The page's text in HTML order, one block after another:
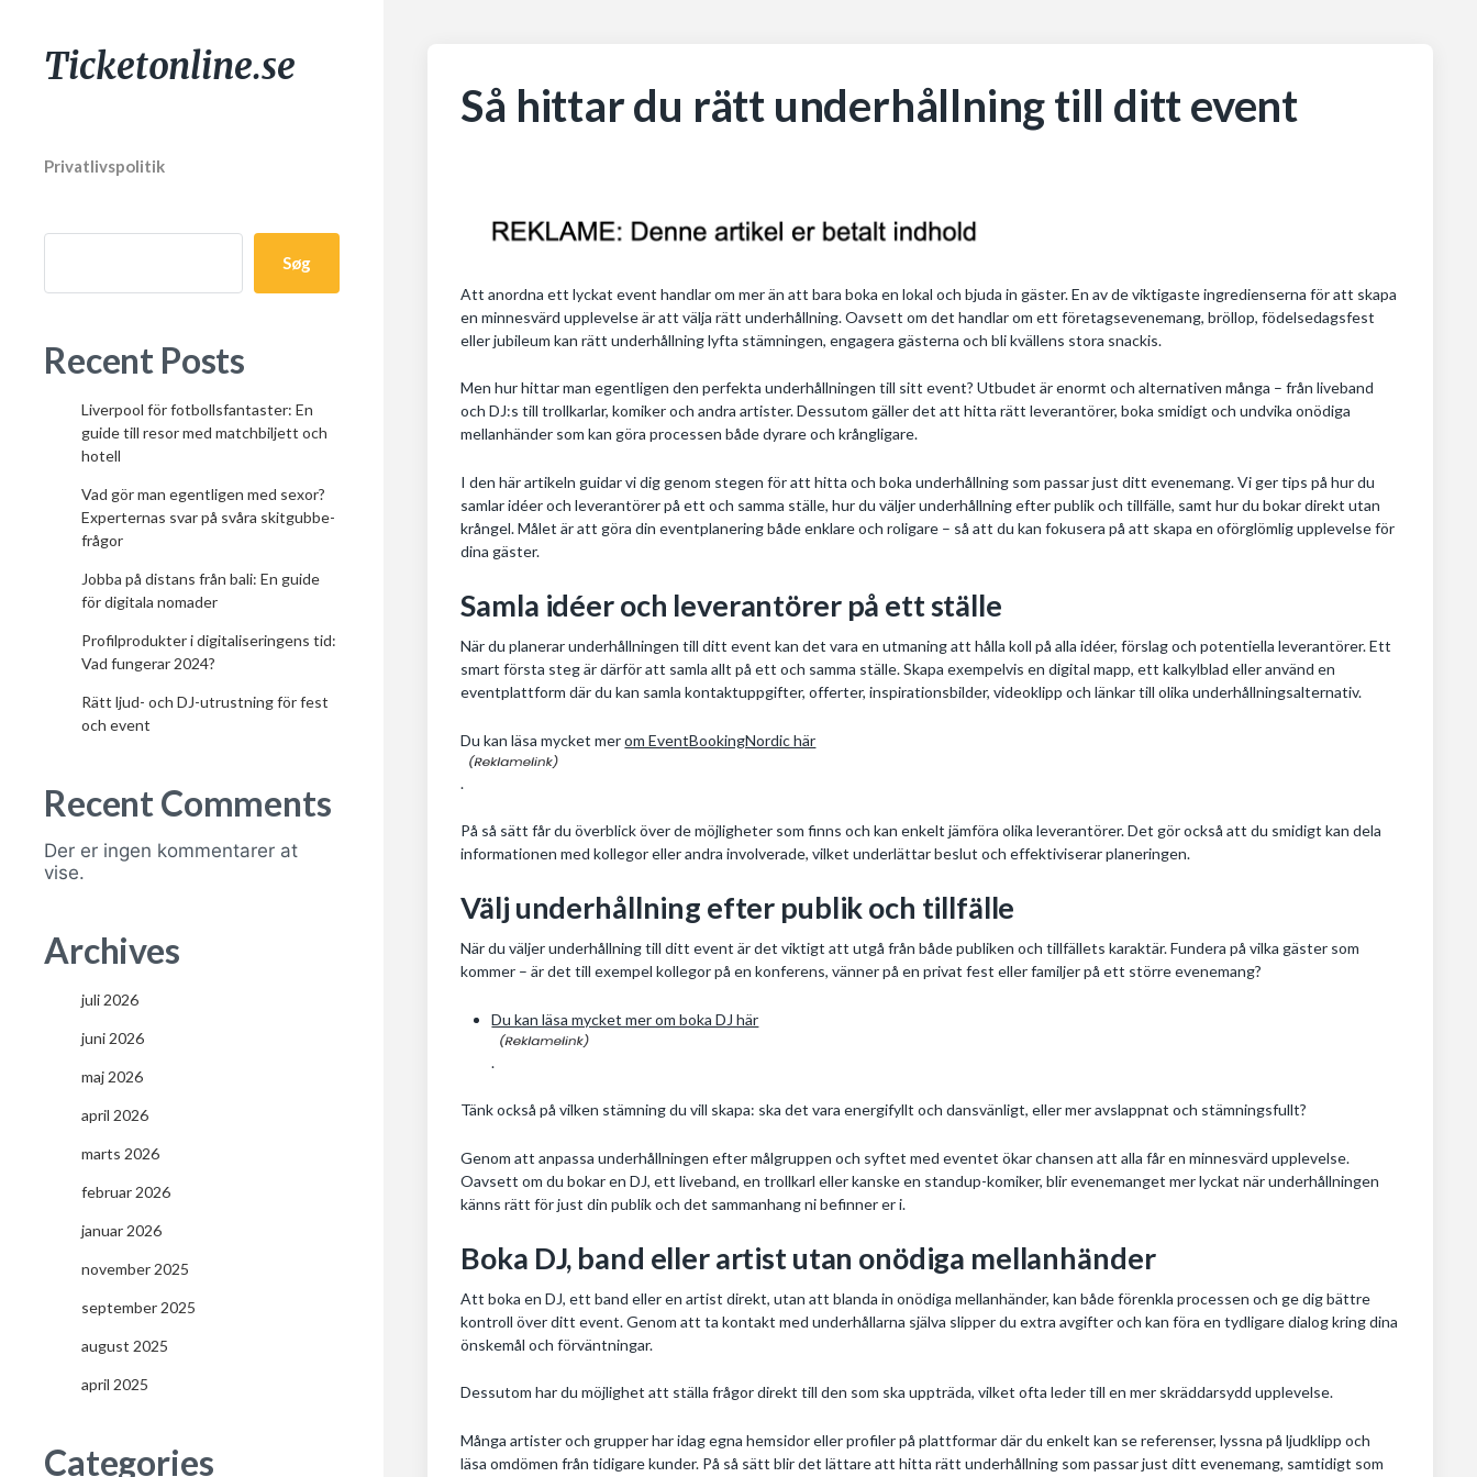
Ticketonline.se
Privatlivspolitik
Søg
Recent Posts
Liverpool för fotbollsfantaster: En
guide till resor med matchbiljett och
hotell
Vad gör man egentligen med sexor?
Experternas svar på svåra skitgubbe-
frågor
Jobba på distans från bali: En guide
för digitala nomader
Profilprodukter i digitaliseringens tid:
Vad fungerar 2024?
Rätt ljud- och DJ-utrustning för fest
och event
Recent Comments
Der er ingen kommentarer at
vise.
Archives
juli 2026
juni 2026
maj 2026
april 2026
marts 2026
februar 2026
januar 2026
november 2025
september 2025
august 2025
april 2025
Categories
Så hittar du rätt underhållning till ditt event
Att anordna ett lyckat event handlar om mer än att bara boka en lokal och bjuda in gäster. En av de viktigaste ingredienserna för att skapa
en minnesvärd upplevelse är att välja rätt underhållning. Oavsett om det handlar om ett företagsevenemang, bröllop, födelsedagsfest
eller jubileum kan rätt underhållning lyfta stämningen, engagera gästerna och bli kvällens stora snackis.
Men hur hittar man egentligen den perfekta underhållningen till sitt event? Utbudet är enormt och alternativen många – från liveband
och DJ:s till trollkarlar, komiker och andra artister. Dessutom gäller det att hitta rätt leverantörer, boka smidigt och undvika onödiga
mellanhänder som kan göra processen både dyrare och krångligare.
I den här artikeln guidar vi dig genom stegen för att hitta och boka underhållning som passar just ditt evenemang. Vi ger tips på hur du
samlar idéer och leverantörer på ett och samma ställe, hur du väljer underhållning efter publik och tillfälle, samt hur du bokar direkt utan
krångel. Målet är att göra din eventplanering både enklare och roligare – så att du kan fokusera på att skapa en oförglömlig upplevelse för
dina gäster.
Samla idéer och leverantörer på ett ställe
När du planerar underhållningen till ditt event kan det vara en utmaning att hålla koll på alla idéer, förslag och potentiella leverantörer. Ett
smart första steg är därför att samla allt på ett och samma ställe. Skapa exempelvis en digital mapp, ett kalkylblad eller använd en
eventplattform där du kan samla kontaktuppgifter, offerter, inspirationsbilder, videoklipp och länkar till olika underhållningsalternativ.
Du kan läsa mycket merom EventBookingNordic här
.
På så sätt får du överblick över de möjligheter som finns och kan enkelt jämföra olika leverantörer. Det gör också att du smidigt kan dela
informationen med kollegor eller andra involverade, vilket underlättar beslut och effektiviserar planeringen.
Välj underhållning efter publik och tillfälle
När du väljer underhållning till ditt event är det viktigt att utgå från både publiken och tillfällets karaktär. Fundera på vilka gäster som
kommer – är det till exempel kollegor på en konferens, vänner på en privat fest eller familjer på ett större evenemang?
Du kan läsa mycket mer om boka DJ här
.
Tänk också på vilken stämning du vill skapa: ska det vara energifyllt och dansvänligt, eller mer avslappnat och stämningsfullt?
Genom att anpassa underhållningen efter målgruppen och syftet med eventet ökar chansen att alla får en minnesvärd upplevelse.
Oavsett om du bokar en DJ, ett liveband, en trollkarl eller kanske en standup-komiker, blir evenemanget mer lyckat när underhållningen
känns rätt för just din publik och det sammanhang ni befinner er i.
Boka DJ, band eller artist utan onödiga mellanhänder
Att boka en DJ, ett band eller en artist direkt, utan att blanda in onödiga mellanhänder, kan både förenkla processen och ge dig bättre
kontroll över ditt event. Genom att ta kontakt med underhållarna själva slipper du extra avgifter och kan föra en tydligare dialog kring dina
önskemål och förväntningar.
Dessutom har du möjlighet att ställa frågor direkt till den som ska uppträda, vilket ofta leder till en mer skräddarsydd upplevelse.
Många artister och grupper har idag egna hemsidor eller profiler på plattformar där du enkelt kan se referenser, lyssna på ljudklipp och
läsa omdömen från tidigare kunder. På så sätt blir det lättare att hitta rätt underhållning som passar just ditt evenemang, samtidigt som